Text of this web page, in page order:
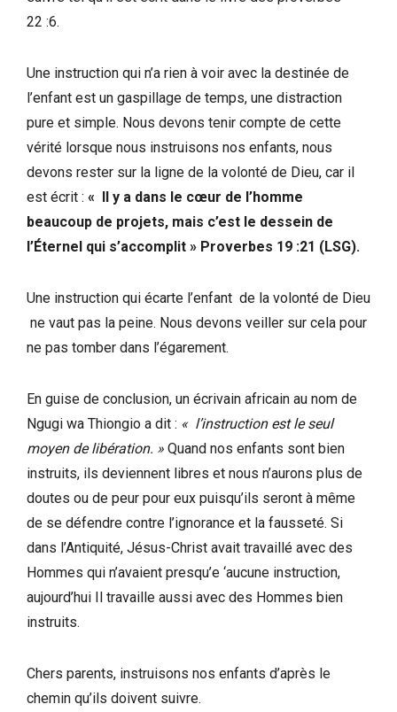
22 :6.
Une instruction qui n’a rien à voir avec la destinée de
l’enfant est un gaspillage de temps, une distraction
pure et simple. Nous devons tenir compte de cette
vérité lorsque nous instruisons nos enfants, nous
devons rester sur la ligne de la volonté de Dieu, car il
est écrit : « Il y a dans le cœur de l’homme
beaucoup de projets, mais c’est le dessein de
l’Éternel qui s’accomplit » Proverbes 19 :21 (LSG).
Une instruction qui écarte l’enfant de la volonté de Dieu
ne vaut pas la peine. Nous devons veiller sur cela pour
ne pas tomber dans l’égarement.
En guise de conclusion, un écrivain africain au nom de
Ngugi wa Thiongio a dit : « l’instruction est le seul
moyen de libération. » Quand nos enfants sont bien
instruits, ils deviennent libres et nous n’aurons plus de
doutes ou de peur pour eux puisqu’ils seront à même
de se défendre contre l’ignorance et la fausseté. Si
dans l’Antiquité, Jésus-Christ avait travaillé avec des
Hommes qui n’avaient presqu’e ‘aucune instruction,
aujourd’hui Il travaille aussi avec des Hommes bien
instruits.
Chers parents, instruisons nos enfants d’après le
chemin qu’ils doivent suivre.